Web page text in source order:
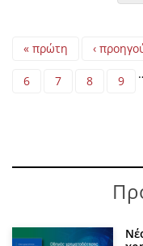
Pages
« πρώτη ‹
6 7 8 9